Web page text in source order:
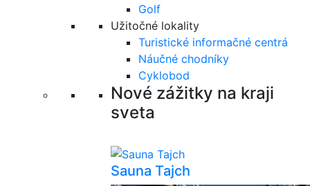
Golf
Užitočné lokality
Turistické informačné centrá
Náučné chodníky
Cyklobod
Nové zážitky na kraji
sveta
Sauna Tajch